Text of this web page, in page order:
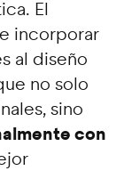
El
incorporar
al diseño
no solo
sino
con